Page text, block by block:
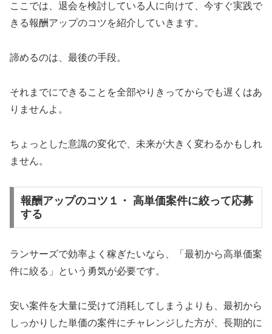
ここでは、退会を検討している人に向けて、今すぐ実践で
きる報酬アップのコツを紹介していきます。
諦めるのは、最後の手段。
それまでにできることを全部やりきってからでも遅くはあ
りませんよ。
ちょっとした意識の変化で、未来が大きく変わるかもしれ
ません。
報酬アップのコツ１・ 高単価案件に絞って応募
する
ランサーズで効率よく稼ぎたいなら、「最初から高単価案
件に絞る」という勇気が必要です。
安い案件を大量に受けて消耗してしまうよりも、最初から
しっかりした単価の案件にチャレンジした方が、長期的に